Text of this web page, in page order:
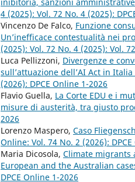
inibitoria, sanzioni
4 (2025): Vol. 72 No. 4 (2025):
Vincenzo De Falco, Funzione
Un’inefficace contestualità nei
(2025): Vol. 72 No. 4 (2025): Vol.
Luca Pellizzoni, Divergenze e
sull’attuazione dell’AI Act in Italia
(2026): DPCE Online 1-2026
Flavio Guella, La Corte EDU e i
misure di austerità, tra giusto
2026
Lorenzo Maspero, Caso
Online: Vol. 74 No. 2 (2026):
Maria Dicosola, Climate migrants
European and the Australian
DPCE Online 1-2026